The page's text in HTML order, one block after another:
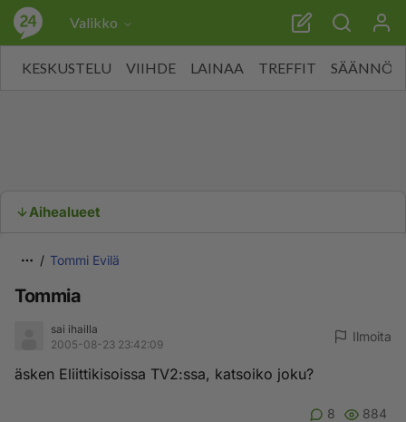
Valikko
KESKUSTELU VIIHDE LAINAA TREFFIT SÄÄNNÖT
Aihealueet
Tommi Evilä
Tommia
sai ihailla
2005-08-23 23:42:09
Ilmoita
äsken Eliittikisoissa TV2:ssa, katsoiko joku?
8 884